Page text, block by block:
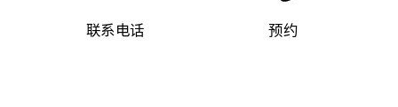
联系电话 预约